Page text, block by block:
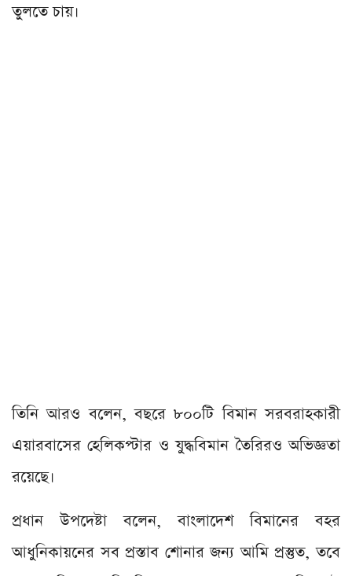
তুলতে চায়।
তিনি আরও বলেন, বছরে ৮০০টি বিমান সরবরাহকারী
এয়ারবাসের হেলিকপ্টার ও যুদ্ধবিমান তৈরিরও অভিজ্ঞতা
রয়েছে।
প্রধান উপদেষ্টা বলেন, বাংলাদেশ বিমানের বহর
আধুনিকায়নের সব প্রস্তাব শোনার জন্য আমি প্রস্তুত, তবে